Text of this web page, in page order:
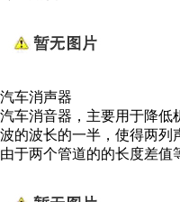
汽车消声器
汽车消音器，主要用于降低
波的波长的一半，使得两列
由于两个管道的的长度差值